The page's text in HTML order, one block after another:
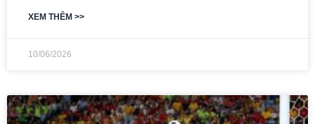
XEM THÊM >>
10/06/2026